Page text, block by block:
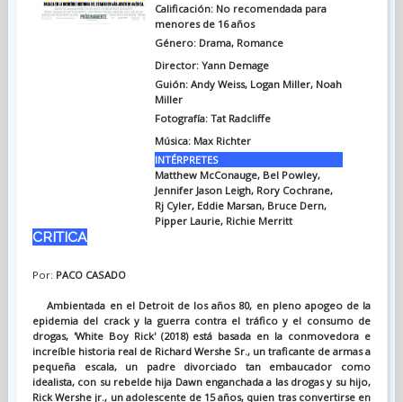
Calificación: No recomendada para
menores de 16 años
Género: Drama, Romance
Director: Yann Demage
Guión: Andy Weiss, Logan Miller, Noah
Miller
Fotografía: Tat Radcliffe
Música: Max Richter
INTÉRPRETES
Matthew McConauge, Bel Powley,
Jennifer Jason Leigh, Rory Cochrane,
Rj Cyler, Eddie Marsan, Bruce Dern,
Pipper Laurie, Richie Merritt
CRITICA
Por: PACO CASADO
Ambientada en el Detroit de los años 80, en pleno apogeo de la
epidemia del crack y la guerra contra el tráfico y el consumo de
drogas, 'White Boy Rick' (2018) está basada en la conmovedora e
increíble historia real de Richard Wershe Sr., un traficante de armas a
pequeña escala, un padre divorciado tan embaucador como
idealista, con su rebelde hija Dawn enganchada a las drogas y su hijo,
Rick Wershe jr., un adolescente de 15 años, quien tras convertirse en